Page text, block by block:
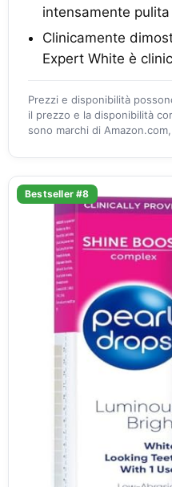
intensamente
Clinicamente
Expert White è
Prezzi e disponibilità
il prezzo e la disponibilità
sono marchi di
Bestseller #8